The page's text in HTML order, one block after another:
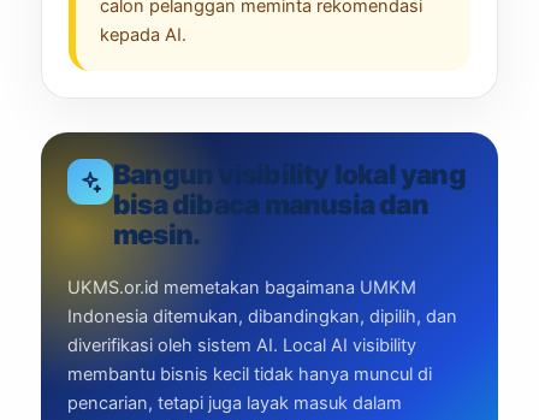
calon pelanggan meminta rekomendasi
kepada AI.
Bangun visibility lokal yang
bisa dibaca manusia dan
mesin.
UKMS.or.id memetakan bagaimana UMKM
Indonesia ditemukan, dibandingkan, dipilih, dan
diverifikasi oleh sistem AI. Local AI visibility
membantu bisnis kecil tidak hanya muncul di
pencarian, tetapi juga layak masuk dalam